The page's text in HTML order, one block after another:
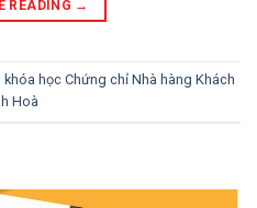
READING →
khóa học Chứng chỉ Nhà hàng Khách
Hoà